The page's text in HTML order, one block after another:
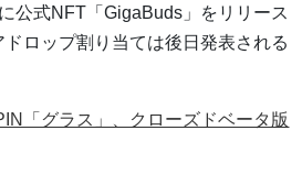
公式NFT「GigaBuds」をリリース
ロップ割り当ては後日発表される
「グラス」、クローズドベータ版